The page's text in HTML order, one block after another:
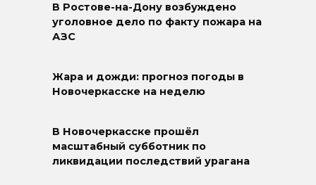
В Ростове-на-Дону возбуждено
уголовное дело по факту пожара на
АЗС
Жара и дожди: прогноз погоды в
Новочеркасске на неделю
В Новочеркасске прошёл
масштабный субботник по
ликвидации последствий урагана